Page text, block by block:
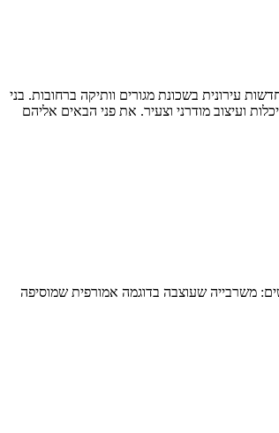
עירונית בשכונת מגורים וותיקה ברחובות. בני
ועיצוב מודרני וצעיר. את פני הבאים אליהם
משרבייה שעוצבה בדוגמה אמורפית שמוסיפה